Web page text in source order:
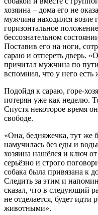
хозяина – дома его не
мужчина находился возле
горизонтальное
бессознательном
Поставив его на ноги,
сараю и отпереть дверь.
причитал мужчина по
вспомнил, что у него есть
Подойдя к сараю, горе-
потерян уже как неделю.
Спустя некоторое время
свободе.
«Она, бедняжечка, тут же
намучилась без еды и
хозяина нашёлся и ключ
серьёзно и строго
собака была привязана к
Следить за этим и
сказал, что в следующий
не отделается, будет идти
животными».